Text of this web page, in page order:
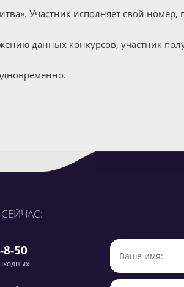
Участник исполняет свой номер,
данных конкурсов, участник
8-50